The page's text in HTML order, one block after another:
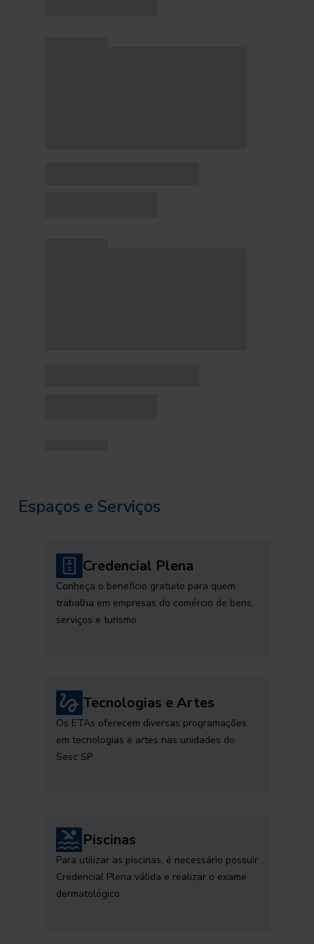
Espaços e Serviços
Credencial Plena
Conheça o benefício gratuito para quem
trabalha em empresas do comércio de bens,
serviços e turismo
Tecnologias e Artes
Os ETAs oferecem diversas programações
em tecnologias e artes nas unidades do
Sesc SP
Piscinas
Para utilizar as piscinas, é necessário possuir
Credencial Plena válida e realizar o exame
dermatológico